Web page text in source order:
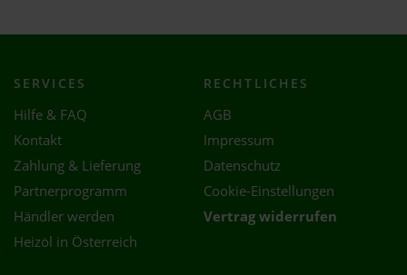
SERVICES
Hilfe & FAQ
Kontakt
Zahlung & Lieferung
Partnerprogramm
Händler werden
Heizöl in Österreich
RECHTLICHES
AGB
Impressum
Datenschutz
Cookie-Einstellungen
Vertrag widerrufen